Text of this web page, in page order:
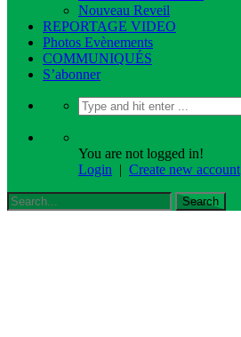
Nouveau Reveil
REPORTAGE VIDEO
Photos Evènements
COMMUNIQUÉS
S’abonner
You are not logged in!
Login | Create new account